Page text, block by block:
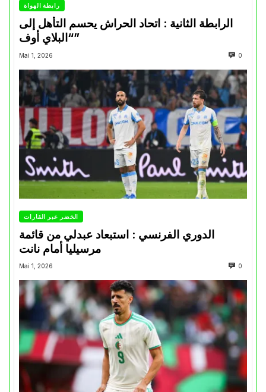
رابطة الهواة
الرابطة الثانية : اتحاد الحراش يحسم التأهل إلى
“البلاي أوف”
Mai 1, 2026 0
الخضر عبر القارات
الدوري الفرنسي : استبعاد عبدلي من قائمة
مرسيليا أمام نانت
Mai 1, 2026 0